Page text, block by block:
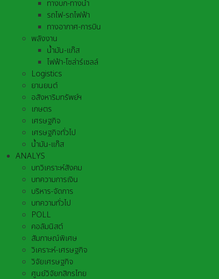
ทางบก-ทางน้ำ
รถไฟ-รถไฟฟ้า
ทางอากาศ-การบิน
พลังงาน
น้ำมัน-แก๊ส
ไฟฟ้า-โซล่าร์เซลล์
Logistics
ยานยนต์
อสังหาริมทรัพย์ฯ
เกษตร
เศรษฐกิจ
เศรษฐกิจทั่วไป
น้ำมัน-แก๊ส
ANALYS
บทวิเคราะห์สังคม
บทความการเงิน
บริหาร-จัดการ
บทความทั่วไป
POLL
คอลัมนิสต์
สัมภาษณ์พิเศษ
วิเคราะห์-เศรษฐกิจ
วิจัยเศรษฐกิจ
ศูนย์วิจัยกสิกรไทย